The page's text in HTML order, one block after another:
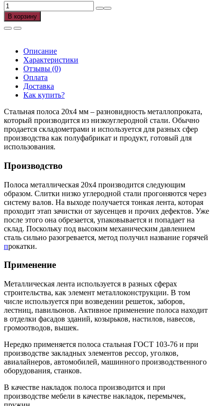
Количество
товара
Полоса
20х4мм
103-
(6м),
В корзину
Описание
Характеристики
Отзывы (0)
Оплата
Доставка
Как купить?
Стальная полоса 20х4 мм – разновидность металлопроката,
который производится из низкоуглеродной стали. Обычно
продается складометрами и используется для разных сфер
производства как полуфабрикат и продукт, готовый для
использования.
Производство
Полоса металлическая 20х4 производится следующим
образом. Слитки низко углеродной стали прогоняются через
систему валов. На выходе получается тонкая лента, которая
проходит этап зачистки от заусенцев и прочих дефектов. Уже
после этого она обрезается, упаковывается и попадает на
склад. Поскольку под высоким механическим давлением
сталь сильно разогревается, метод получил название горячей
прокатки.
Применение
Металлическая лента используется в разных сферах
строительства, как элемент металлоконструкции. В том
числе используется при возведении решеток, заборов,
лестниц, павильонов. Активное применение полоса находит
в отделки фасадов зданий, козырьков, настилов, навесов,
громоотводов, вышек.
Нередко применяется полоса стальная ГОСТ 103-76 и при
производстве закладных элементов рессор, уголков,
авиалайнеров, автомобилей, машинного производственного
оборудования, станков.
В качестве накладок полоса производится и при
производстве мебели в качестве накладок, перемычек,